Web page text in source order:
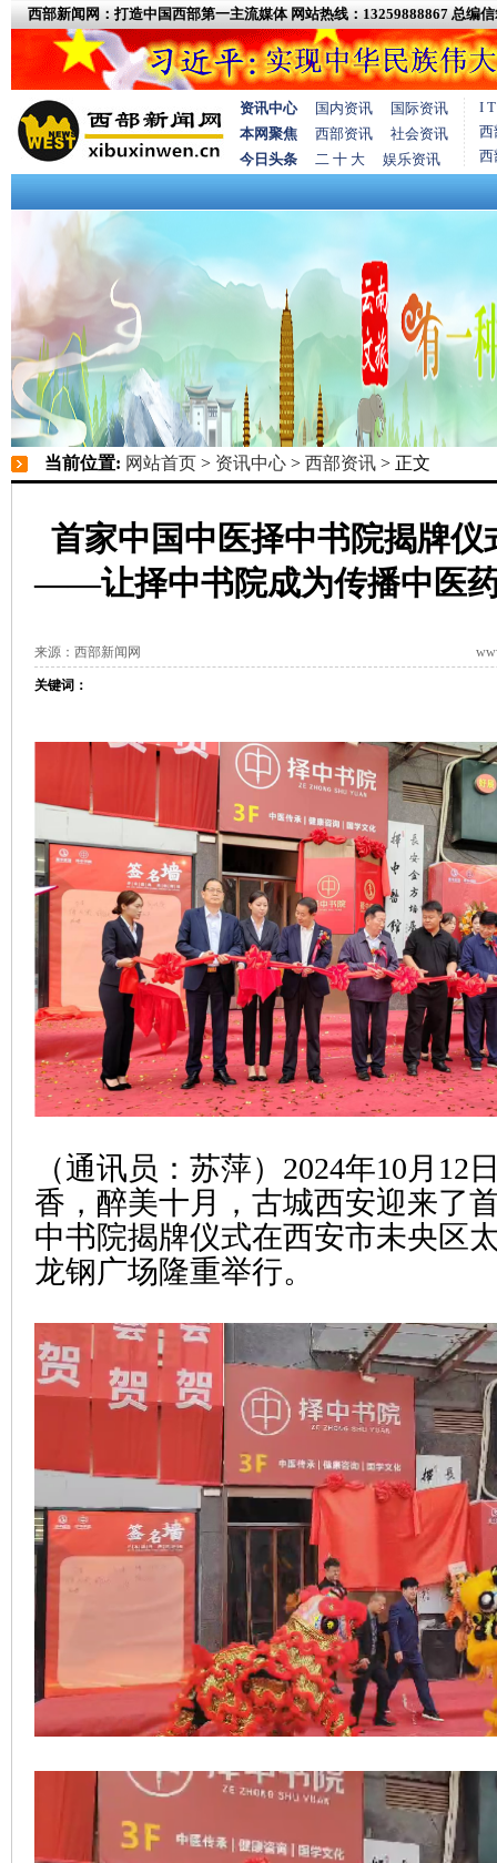
西部新闻网：打造中国西部第一主流媒体 网站热线：13259888867 总编信
资讯中心 国内资讯
国际资讯
本网聚焦
西部资讯
社会资讯
今日头条
二 十 大 娱乐资讯
I
西
西
当前位置: 网站首页 > 资讯中心 > 西部资讯 > 正文
首家中国中医择中书院揭牌仪
——让择中书院成为传播中医
来源：西部新闻网
关键词：
（通讯员：苏萍）2024年10月12
香，醉美十月，古城西安迎来了
中书院揭牌仪式在西安市未央区
龙钢广场隆重举行。